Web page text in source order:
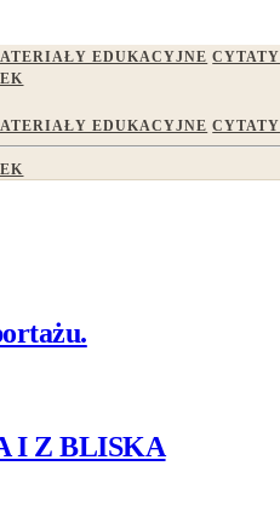
EDUKACYJNE CYTATY
EDUKACYJNE CYTATY
I Z BLISKA